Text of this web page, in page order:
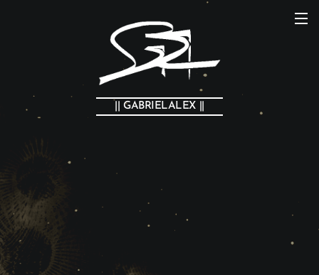
|| GABRIELALEX ||